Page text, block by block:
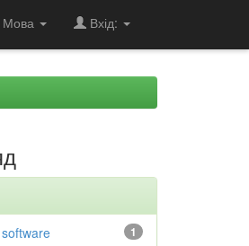
Мова Вхід:
1